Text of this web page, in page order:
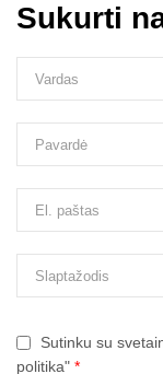
Sukurti
Sutinku su
politika" *